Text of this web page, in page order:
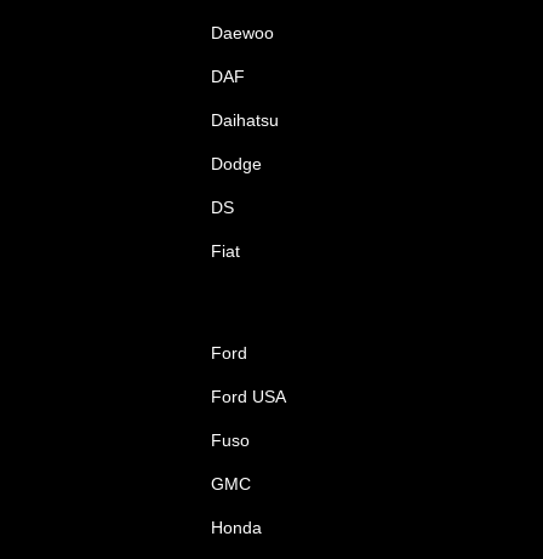
Daewoo
DAF
Daihatsu
Dodge
DS
Fiat
Ford
Ford USA
Fuso
GMC
Honda